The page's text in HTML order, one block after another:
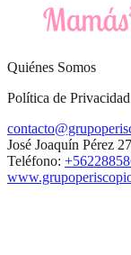
Quiénes Somos
Política de Privacidad
José Joaquín Pérez
Teléfono: